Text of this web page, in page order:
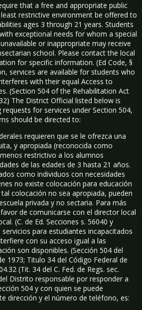
that a free and appropriate public
restrictive environment be offered to
ages 3 through 21 years. Students
exceptional needs for whom a special
or inappropriate may receive
school. Please contact the local
for specific information. (Ed Code, §
services are available for students who
with their equal Access to
(Section 504 of the Rehabilitation Act
The District Official listed below is
for services under Section 504,
should be directed to:
requieren que se le ofrezca una
y apropiada (reconocida como
restrictivo a los alumnos
de las edades de 3 hasta 21 años.
como individuos con necesidades
no existe colocación para educación
colocación no sea apropiada, pueden
privada y no sectaria. Para más
de comunicarse con el director local
(C. de Ed. Secciones s. 56040 y
para estudiantes incapacitados
con su acceso igual a las
son disponibles. (Sección 504 del
1973; Titulo 34 del Código Federal de
(Tit. 34 del C. Fed. de Regs. sec.
Distrito responsable por responder a
504 y con quien se puede
dirección y el número de teléfono, es: